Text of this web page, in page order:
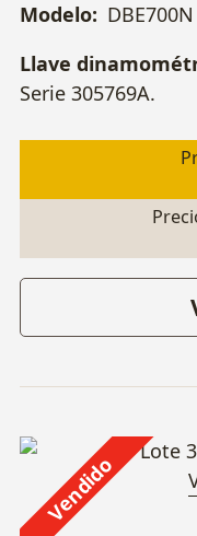
Modelo: DBE700N
Llave
Serie 305769A.
Vendido